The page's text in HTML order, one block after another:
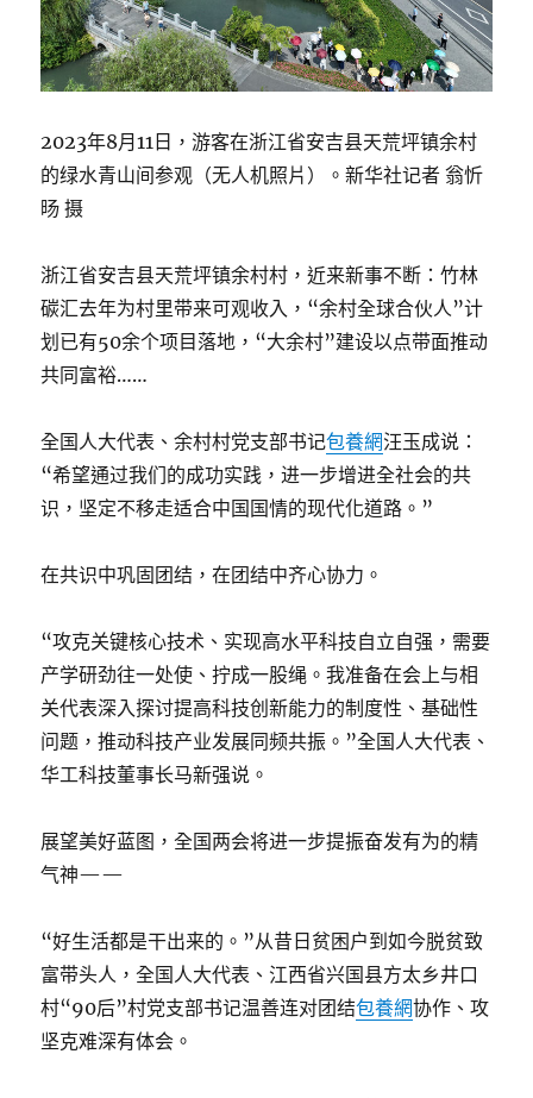
2023年8月11日，游客在浙江省安吉县天荒坪镇余村
的绿水青山间参观（无人机照片）。新华社记者 翁忻
旸 摄
浙江省安吉县天荒坪镇余村村，近来新事不断：竹林
碳汇去年为村里带来可观收入，“余村全球合伙人”计
划已有50余个项目落地，“大余村”建设以点带面推动
共同富裕……
全国人大代表、余村村党支部书记包養網汪玉成说：
“希望通过我们的成功实践，进一步增进全社会的共
识，坚定不移走适合中国国情的现代化道路。”
在共识中巩固团结，在团结中齐心协力。
“攻克关键核心技术、实现高水平科技自立自强，需要
产学研劲往一处使、拧成一股绳。我准备在会上与相
关代表深入探讨提高科技创新能力的制度性、基础性
问题，推动科技产业发展同频共振。”全国人大代表、
华工科技董事长马新强说。
展望美好蓝图，全国两会将进一步提振奋发有为的精
气神——
“好生活都是干出来的。”从昔日贫困户到如今脱贫致
富带头人，全国人大代表、江西省兴国县方太乡井口
村“90后”村党支部书记温善连对团结包養網协作、攻
坚克难深有体会。